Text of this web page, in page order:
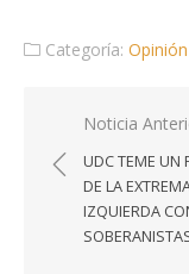
Categoría: Opinión
de
entradas
Noticia
UDC TEME UN
DE LA
IZQUIERDA